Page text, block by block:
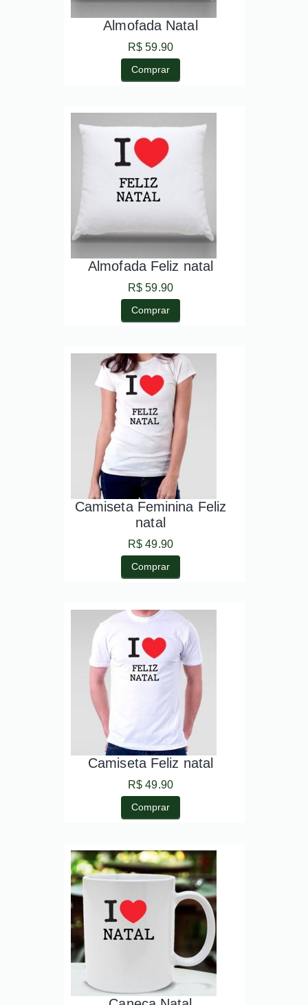
Almofada Natal
R$ 59.90
Comprar
Almofada Feliz natal
R$ 59.90
Comprar
Camiseta Feminina Feliz
natal
R$ 49.90
Comprar
Camiseta Feliz natal
R$ 49.90
Comprar